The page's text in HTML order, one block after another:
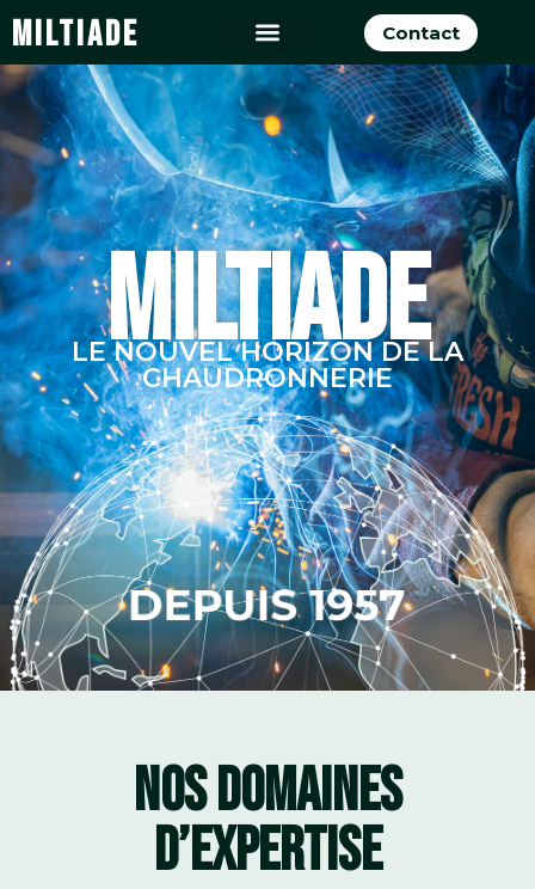
MILTIADE Contact
MILTIADE
LE NOUVEL HORIZON DE LA
CHAUDRONNERIE
NOS DOMAINES
D’EXPERTISE